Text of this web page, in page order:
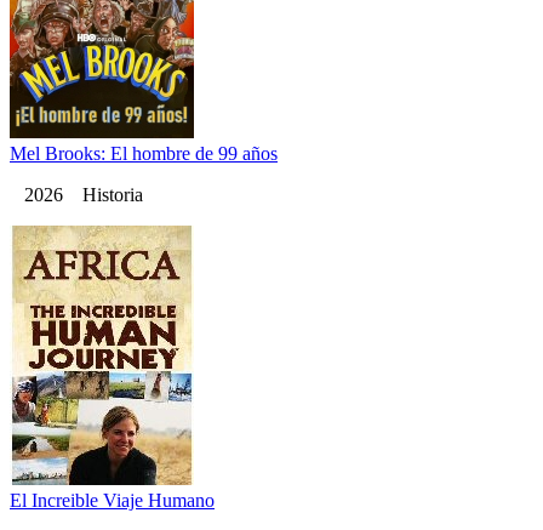
Mel Brooks: El hombre de 99 años
2026 Historia
El Increible Viaje Humano